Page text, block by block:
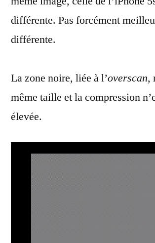
différente. Pas forcément
différente.
La zone noire, liée à l’overscan,
même taille et la compression
élevée.